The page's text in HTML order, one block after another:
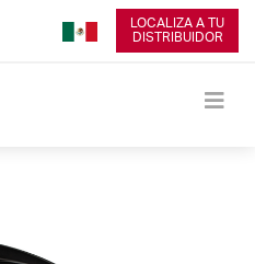
LOCALIZA A TU
DISTRIBUIDOR